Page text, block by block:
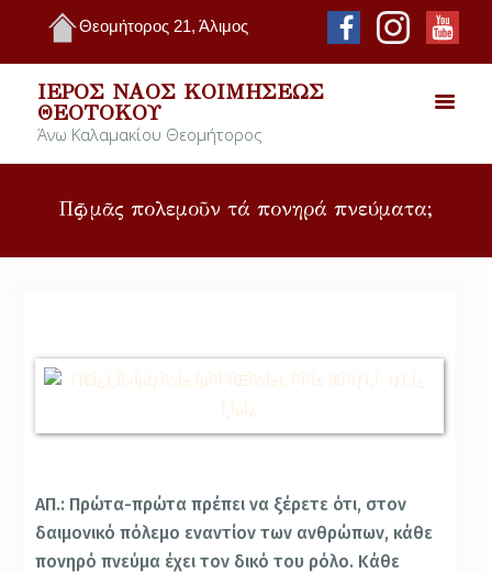
Θεομήτορος 21, Άλιμος
ΙΕΡΌΣ ΝΑΌΣ ΚΟΙΜΉΣΕΩΣ
ΘΕΟΤΌΚΟΥ
Άνω Καλαμακίου Θεομήτορος
Πῶς μᾶς πολεμοῦν τά πονηρά πνεύματα;
ΑΠ.: Πρώτα-πρώτα πρέπει να ξέρετε ότι, στον
δαιμονικό πόλεμο εναντίον των ανθρώπων, κάθε
πονηρό πνεύμα έχει τον δικό του ρόλο. Κάθε